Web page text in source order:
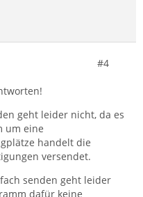
#4
geht leider nicht, da es
um eine
handelt die
versendet.
senden geht leider
dafür keine